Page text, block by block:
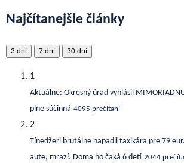
Najčítanejšie články
3 dni 7 dní 30 dní
1
Aktuálne: Okresný úrad vyhlásil
plne súčinná 4095 prečítaní
2
Tínedžeri brutálne napadli taxikára pre 79
aute, mrazí. Doma ho čaká 6 detí 2044